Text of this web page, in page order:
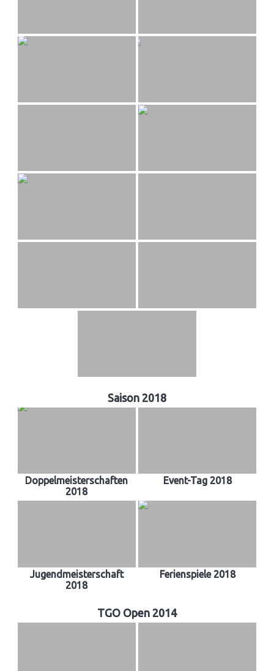
Saison 2018
Doppelmeisterschaften
2018
Event-Tag 2018
Jugendmeisterschaft
2018
Ferienspiele 2018
TGO Open 2014